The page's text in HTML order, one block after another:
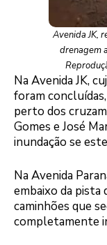
Avenida JK,
drenagem
Na Avenida JK,
foram
perto dos
Gomes e José
inundação se
Na Avenida
embaixo da pista
caminhões que
completamente